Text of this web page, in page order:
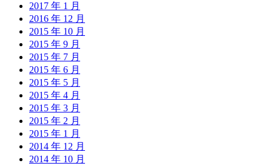
2017 年 1 月
2016 年 12 月
2015 年 10 月
2015 年 9 月
2015 年 7 月
2015 年 6 月
2015 年 5 月
2015 年 4 月
2015 年 3 月
2015 年 2 月
2015 年 1 月
2014 年 12 月
2014 年 10 月